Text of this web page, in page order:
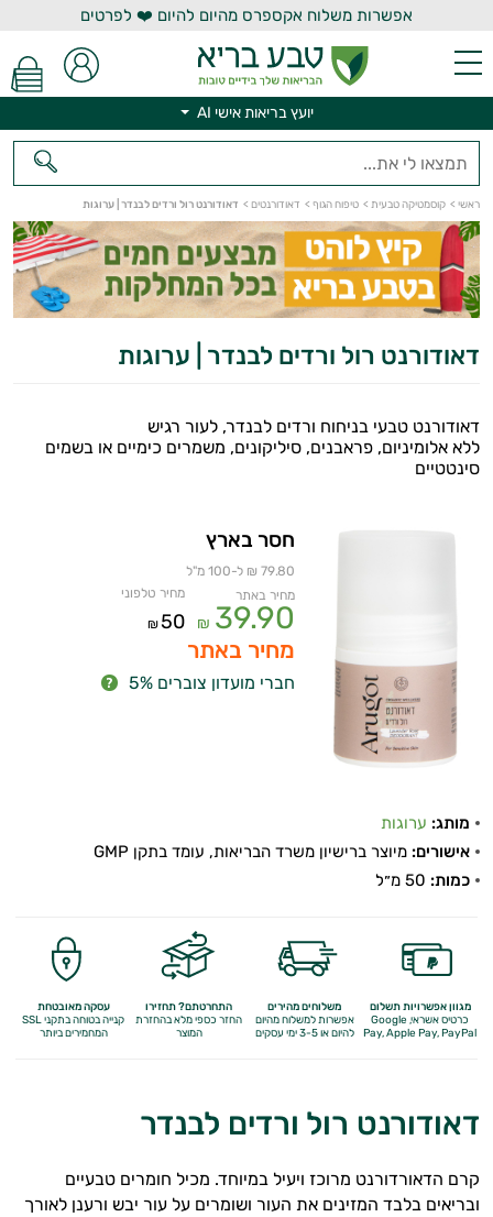
אפשרות משלוח אקספרס מהיום להיום ❤️ לפרטים
יועץ בריאות אישי AI
ראשי > קוסמטיקה טבעית > טיפוח הגוף > דאודורנטים > דאודורנט רול ורדים לבנדר | ערוגות
דאודורנט רול ורדים לבנדר | ערוגות
דאודורנט טבעי בניחוח ורדים לבנדר, לעור רגיש
ללא אלומיניום, פראבנים, סיליקונים, משמרים כימיים או בשמים
סינטטיים
חסר בארץ
79.80 ₪ ל-100 מ"ל
מחיר באתר
39.90
₪
מחיר טלפוני
50
₪
מחיר באתר
חברי מועדון צוברים 5%
מותג: ערוגות
אישורים: מיוצר ברישיון משרד הבריאות, עומד בתקן GMP
כמות:
מגוון אפשרויות תשלום
כרטיס אשראי, Google
Pay,Apple Pay, PayPal
משלוחים מהירים
אפשרות למשלוח מהיום
להיום או 3-5 ימי עסקים
התחרטתם? תחזירו
החזר כספי מלאבהחזרת
המוצר
עסקה מאובטחת
קנייה בטוחה בתקני SSL
המחמירים ביותר
דאודורנט רול ורדים לבנדר
קרם הדאורדורנט מרוכז ויעיל במיוחד. מכיל חומרים טבעיים
ובריאים בלבד המזינים את העור ושומרים על עור יבש ורענן לאורך
יועץ בריאות אישי AI